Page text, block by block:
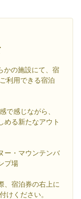
かの施設にて、宿
利用できる宿泊
で感じながら、
める新たなアウト
ー・マウンテンバ
プ場
、宿泊券の右上に
けください。